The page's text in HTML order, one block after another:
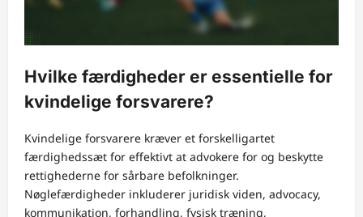
Hvilke færdigheder er essentielle for
kvindelige forsvarere?
Kvindelige forsvarere kræver et forskelligartet
færdighedssæt for effektivt at advokere for og beskytte
rettighederne for sårbare befolkninger.
Nøglefærdigheder inkluderer juridisk viden, advocacy,
kommunikation, forhandling, fysisk træning,